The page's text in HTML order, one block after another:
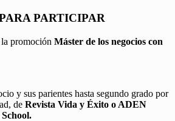
PARTICIPAR
promoción Máster de los negocios con
y sus parientes hasta segundo grado por
de Revista Vida y Éxito o ADEN